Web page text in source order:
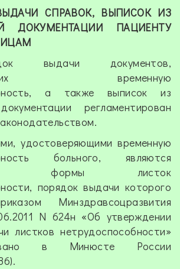
СПРАВОК, ВЫПИСОК ИЗ
ДОКУМЕНТАЦИИ ПАЦИЕНТУ
выдачи документов,
временную
а также выписок из
регламентирован
удостоверяющими временную
больного, являются
формы листок
порядок выдачи которого
Минздравсоцразвития
N 624н «Об утверждении
листков нетрудоспособности»
в Минюсте России